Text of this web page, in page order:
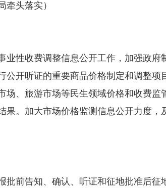
头落实）
性收费调整信息公开工作，加强政府
公开听证的重要商品价格制定和调整项
场、旅游市场等民生领域价格和收费
果。加大市场价格监测信息公开力度
前告知、确认、听证和征地批准后征